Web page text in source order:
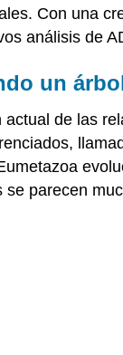
Con una
análisis de
un
actual de las
se parecen